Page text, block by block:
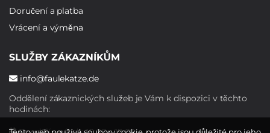
Doručení a platba
Vrácení a výměna
SLUŽBY ZÁKAZNÍKŮM
info@faulekatze.de
Oddělení zákaznických služeb je Vám k dispozici v těchto
hodinách: